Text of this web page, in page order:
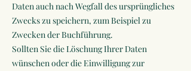
Daten auch nach Wegfall des ursprüngliches
Zwecks zu speichern, zum Beispiel zu
Zwecken der Buchführung.
Sollten Sie die Löschung Ihrer Daten
wünschen oder die Einwilligung zur